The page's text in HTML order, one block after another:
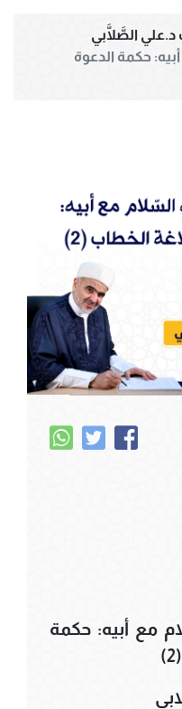
د.علي الصَّلَّابي
حكمة الدعوة
مع أبيه: حكمة